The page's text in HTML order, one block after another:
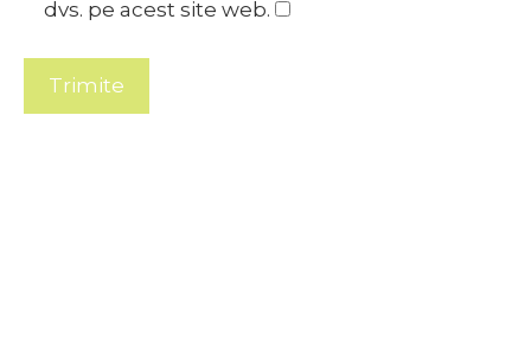
dvs. pe acest site web.